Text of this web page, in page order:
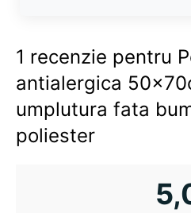
1 recenzie pentru
antialergica
umplutura fata
poliester